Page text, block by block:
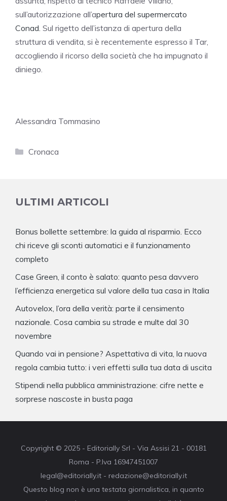
sull’autorizzazione all’apertura del supermercato
Conad. Sul rigetto dell’istanza di apertura della
struttura di vendita, si è recentemente espresso il Tar,
accogliendo il ricorso della società che ha impugnato il
diniego.
Alessandra Tommasino
Categorie
Cronaca
ULTIMI ARTICOLI
Bonus bollette settembre: la guida al risparmio. Ecco
chi riceve gli sconti automatici e il funzionamento
completo
Case Green, il conto è salato: quanto pesa davvero
l’efficienza energetica sul valore della tua casa in Italia
Autovelox, l’ora della verità: parte il censimento
nazionale. Cosa cambia su strade e multe dal 30
novembre
Quando vai in pensione? Aspettativa di vita, la nuova
regola cambia tutto: i veri effetti sulla tua data di uscita
Stipendi nella pubblica amministrazione: cifre nette e
sorprese nascoste in busta paga
Copyright © 2025 - Editorially Srl - Via Assisi 21 - 00181
Roma - P.Iva 16947451007
legal@editorially.it - redazione@editorially.it
Questo blog non è una testata giornalistica, in quanto